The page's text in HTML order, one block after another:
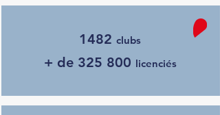
1482 clubs
+ de 325 800 licenciés